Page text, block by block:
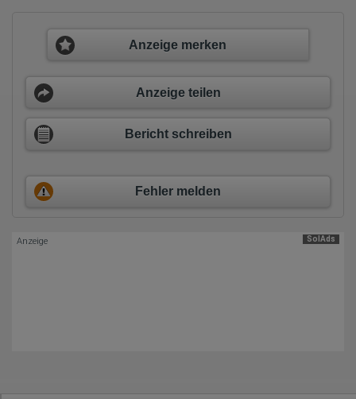
Welche Dateien wurden heruntergeladen?
Welche Videos angeschaut?
Wurden Werbebanner angeklickt?
Portals oder hat er sie komplett verlassen?
Wie lange blieb der Besucher?
Europäische Union & USA
Wir nutzen Hotjar als Webanalysedient. Es wird verwendet, um
Daten über das Benutzerverhalten zu sammeln. Hotjar kann
auch im Rahmen von Umfragen und Feedbackfunktionen, die
Anzeige merken
Anzeige teilen
Bericht schreiben
Fehler melden
SolAds
Anzeige